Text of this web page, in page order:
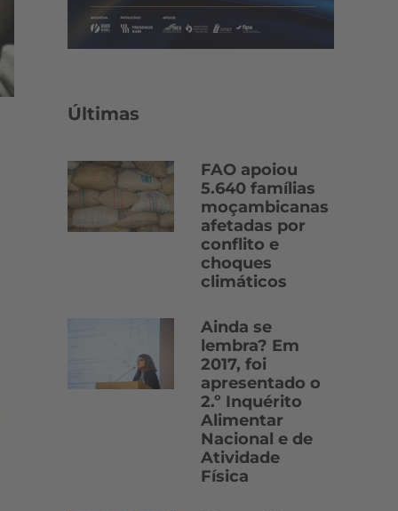
Últimas
FAO apoiou
5.640 famílias
moçambicanas
afetadas por
conflito e
choques
climáticos
Ainda se
lembra? Em
2017, foi
apresentado o
2.º Inquérito
Alimentar
Nacional e de
Atividade
Física